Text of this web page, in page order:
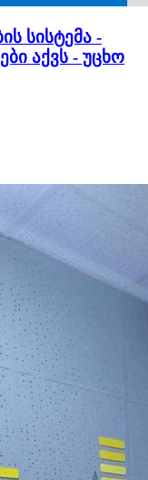
სისტემა -
აქვს - უცხო